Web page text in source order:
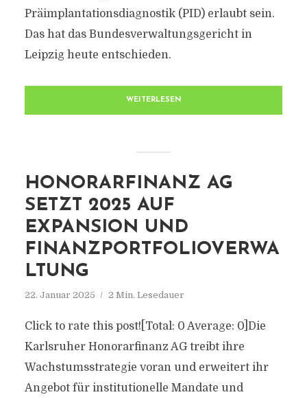
Präimplantationsdiagnostik (PID) erlaubt sein.
Das hat das Bundesverwaltungsgericht in
Leipzig heute entschieden.
WEITERLESEN
HONORARFINANZ AG
SETZT 2025 AUF
EXPANSION UND
FINANZPORTFOLIOVERWA
LTUNG
22. Januar 2025 2 Min. Lesedauer
Click to rate this post![Total: 0 Average: 0]Die
Karlsruher Honorarfinanz AG treibt ihre
Wachstumsstrategie voran und erweitert ihr
Angebot für institutionelle Mandate und